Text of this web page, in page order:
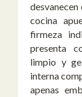
cocina
firmeza
presenta
limpio y
interna
apenas